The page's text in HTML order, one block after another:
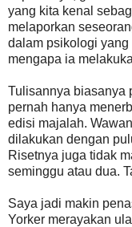
yang kita kenal
melaporkan
dalam psikologi
mengapa ia
Tulisannya biasanya
pernah hanya
edisi majalah.
dilakukan dengan
Risetnya juga tidak
seminggu atau dua.
Saya jadi makin
Yorker merayakan